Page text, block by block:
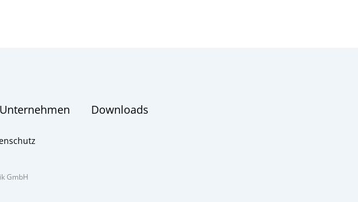
Unternehmen Downloads
GmbH